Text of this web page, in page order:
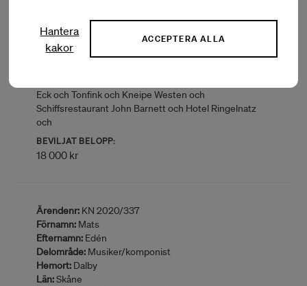
Inbjudande part:
och The Independent Hotel och Spazio och Cascina
Bellaria och Appena Appena och Rote Lola och The
Eck och Tonfink och Kneipe Westen och
Schiffsrestaurant John Barnett och Hotel Ringelnatz
och
BEVILJAT BELOPP:
18 000 kr
Ärendenr: KN 2020/337
Förnamn: Mats
Efternamn: Edén
Delområde: Musiker/komponist
Hemort: Dalby
Län:Skåne
Hantera
kakor
ACCEPTERA ALLA